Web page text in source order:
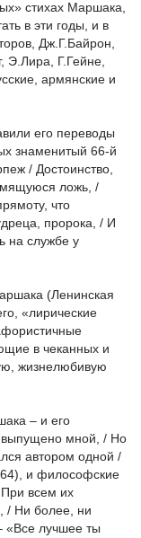
стихах Маршака,
в эти годы, и в
Дж.Г.Байрон,
Э.Лира, Г.Гейне,
армянские и
его переводы
знаменитый 66-й
/ Достоинство,
ложь, /
что
пророка, / И
на службе у
(Ленинская
«лирические
в чеканных и
жизнелюбивую
– и его
выпущено мной, / Но
автором одной /
и философские
всем их
/ Ни более, ни
«Все лучшее ты